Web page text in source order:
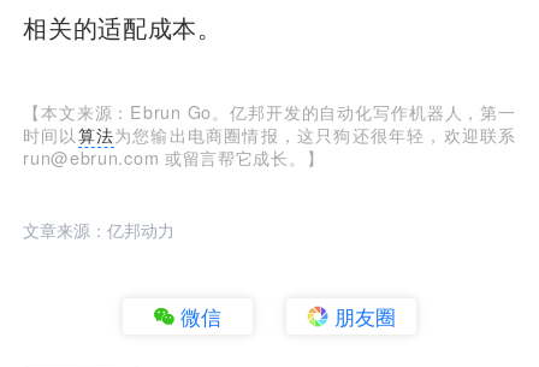
相关的适配成本。
【本文来源：Ebrun Go。亿邦开发的自动化写作机器人，第一
时间以 算法为您输出电商圈情报，这只狗还很年轻，欢迎联系
run@ebrun.com 或留言帮它成长。】
文章来源：亿邦动力
微信 朋友圈